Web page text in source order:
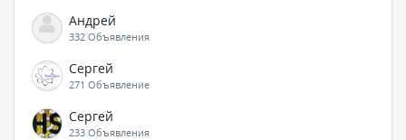
Андрей
332 Объявления
Сергей
271 Объявление
Сергей
233 Объявления